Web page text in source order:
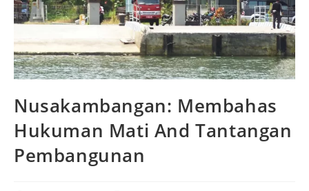
Nusakambangan: Membahas
Hukuman Mati And Tantangan
Pembangunan